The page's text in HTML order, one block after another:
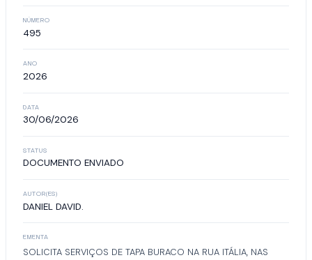
NÚMERO
495
ANO
2026
DATA
30/06/2026
STATUS
DOCUMENTO ENVIADO
AUTOR(ES)
DANIEL DAVID.
EMENTA
SOLICITA SERVIÇOS DE TAPA BURACO NA RUA ITÁLIA, NAS